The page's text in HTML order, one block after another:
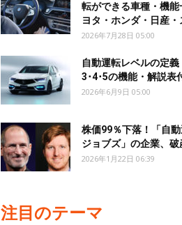
転ができる車種・機能
ヨタ・ホンダ・日産・
2026年7月28日 05:00
自動運転レベルの定義
3･4･5の機能・解説表
2026年6月9日 05:00
株価99％下落！「自
ジョブズ」の企業、破
2026年1月22日 06:39
注目のテーマ